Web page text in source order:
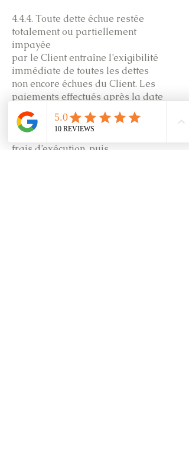
4.4.4. Toute dette échue restée
totalement ou partiellement
impayée
par le Client entraîne l’exigibilité
immédiate de toutes les dettes
non encore échues du Client. Les
paiements effectués après la date
d’échéance seront d’abord imputés
sur les intérêts, l’indemnité
forfaitaire, les frais de justice et les
frais d’exécution, puis